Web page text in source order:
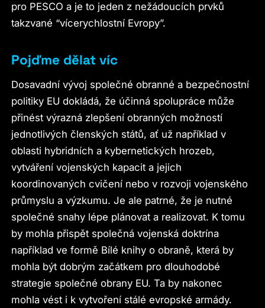
pro PESCO a je to jeden z nežádoucích prvků
takzvané “vícerychlostní Evropy”.
Pojďme dělat víc
Dosavadní vývoj společné obranné a bezpečnostní
politiky EU dokládá, že účinná spolupráce může
přinést výrazná zlepšení obranných možností
jednotlivých členských států, ať už například v
oblasti hybridních a kybernetických hrozeb,
vytváření vojenských kapacit a jejich
koordinovaných cvičení nebo v rozvoji vojenského
průmyslu a výzkumu. Je ale patrné, že je nutné
společné snahy lépe plánovat a realizovat. K tomu
by mohla přispět společná vojenská doktrína
například ve formě Bílé knihy o obraně, která by
mohla být dobrým začátkem pro dlouhodobé
strategie společné obrany EU. Ta by nakonec
mohla vést i k vytvoření stálé evropské armády.